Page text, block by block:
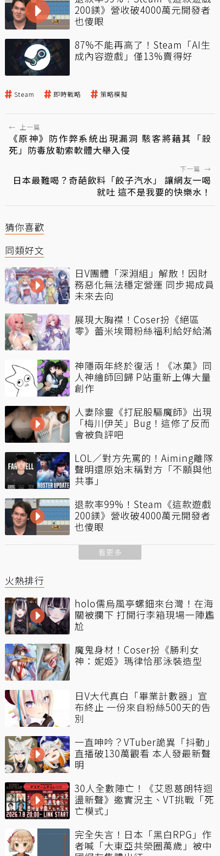
200鎂》營收破4000萬元開發者
也傻眼
87%不能再高了！Steam「AI生
成內容遊戲」僅13%賣得好
Steam 即時戰略 策略模擬
← 上一篇
《原神》防作弊系統出現漏洞 駭客將藉其「殺
死」防毒放勒索軟體大舉入侵
下一篇 →
日本最難喝？奇葩飲料「餃子汽水」 讓網友一喝
就吐 這不是我要的快樂水！
猜你喜歡
同類好文
日V團體「深淵組」解散！因財
務惡化無法穩定營運 同步揭成員
未來去向
展現大胸襟！Coser扮《絕區
零》蕾米埃爾粉絲福利給好給滿
神隱兩年終於復活！《冰菓》同
人神繪師回歸 P站重新上傳大量
創作
人妻除靈《打屁股驅魔師》出現
「梅川伊芙」Bug！這修了反而
會被負評吧
LOL／對方先罵的！Aiming離隊
聲明還原始末稱對方「不願與他
共事」
退款率99%！Steam《這款遊戲
200鎂》營收破4000萬元開發者
也傻眼
看更多
火熱排行
holo儒烏風亭螺鈿來台灣！在海
關被攔下 打開行李箱現場一陣尷
尬
魔鬼身材！Coser扮《勝利女
神：妮姬》瑪律恰那泳裝造型
日V大代真白「畢業計數器」宣
布終止 一份來自粉絲500天的告
別
一直呻吟？VTuber詭異「抖動」
直播破130萬觀看 本人發最新聲
明
30人全數陣亡！《艾恩葛朗特迴
盪新聲》邀實況主、VT挑戰「死
亡模式」
完全失言！日本「黑白RPG」作
者喊「大東亞共榮圈萬歲」被中